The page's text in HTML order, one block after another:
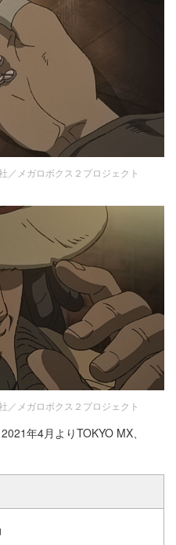
／メガロボクス２プロジェクト
／メガロボクス２プロジェクト
年4月よりTOKYO MX、